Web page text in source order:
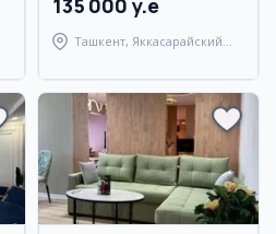
135 000 y.e
Ташкент, Яккасарайский